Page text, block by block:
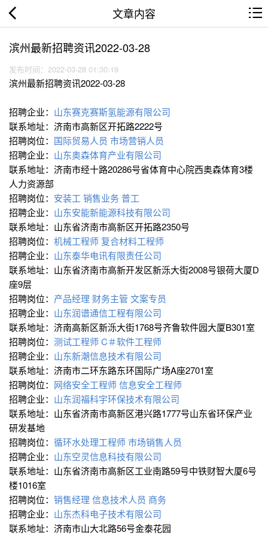
文章内容
滨州最新招聘资讯2022-03-28
发布时间：2022-03-28 01:30:19
滨州最新招聘资讯2022-03-28
招聘企业： 山东赛克赛斯氢能源有限公司
联系地址：济南市高新区开拓路2222号
招聘岗位： 国际贸易人员 市场营销人员
招聘企业： 山东奥森体育产业有限公司
联系地址：济南市经十路20286号省体育中心院西奥森体育3楼
人力资源部
招聘岗位： 安装工 销售业务普工
招聘企业： 山东安能新能源科技有限公司
联系地址：山东省济南市高新区开拓路2350号
招聘岗位： 机械工程师 复合材料工程师
招聘企业： 山东泰华电讯有限责任公司
联系地址：山东省济南市高新开发区新泺大街2008号银荷大厦D
座9层
招聘岗位： 产品经理 财务主管 文案专员
招聘企业： 山东润谱通信工程有限公司
联系地址：济南高新区新泺大街1768号齐鲁软件园大厦B301室
招聘岗位： 测试工程师C＃软件工程师
招聘企业： 山东新潮信息技术有限公司
联系地址：济南市二环东路东环国际广场A座2701室
招聘岗位： 网络安全工程师信息安全工程师
招聘企业： 山东润福科宇环保技术有限公司
联系地址：山东省济南市高新区港兴路1777号山东省环保产业
研发基地
招聘岗位： 循环水处理工程师市场销售人员
招聘企业： 山东空灵信息科技有限公司
联系地址：山东省济南市高新区工业南路59号中铁财智大厦6号
楼1016室
招聘岗位： 销售经理 信息技术人员 商务
招聘企业： 山东杰科电子技术有限公司
联系地址：济南市山大北路56号金泰花园